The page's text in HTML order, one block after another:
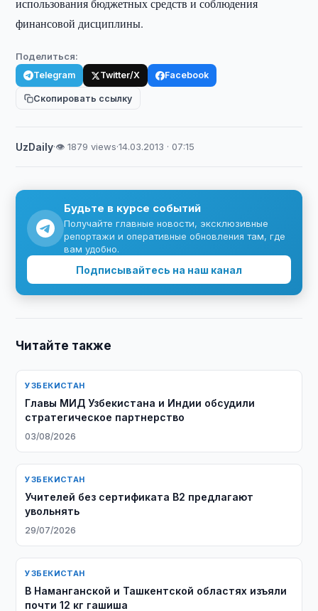
использования бюджетных средств и соблюдения
финансовой дисциплины.
Поделиться:
Telegram Twitter/X Facebook
Скопировать ссылку
UzDaily·👁 1879 views·14.03.2013 · 07:15
Будьте в курсе событий
Получайте главные новости, эксклюзивные
репортажи и оперативные обновления там, где
вам удобно.
Подписывайтесь на наш канал
Читайте также
УЗБЕКИСТАН
Главы МИД Узбекистана и Индии обсудили
стратегическое партнерство
03/08/2026
УЗБЕКИСТАН
Учителей без сертификата B2 предлагают
увольнять
29/07/2026
УЗБЕКИСТАН
В Наманганской и Ташкентской областях изъяли
почти 12 кг гашиша